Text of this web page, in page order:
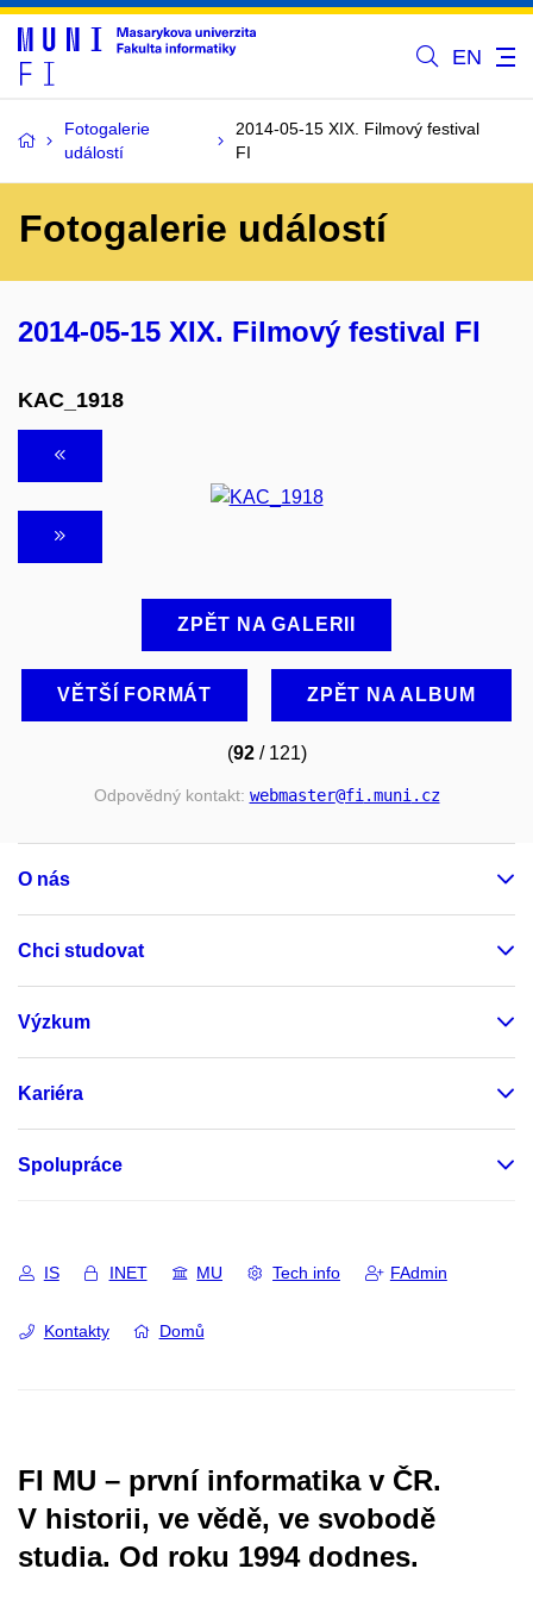
EN
Fotogalerie
událostí
2014-05-15 XIX. Filmový festival
FI
Fotogalerie událostí
2014-05-15 XIX. Filmový festival FI
KAC_1918
ZPĚT NA GALERII
VĚTŠÍ FORMÁT ZPĚT NA ALBUM
(92/ 121)
Odpovědný kontakt: webmaster@fi.muni.cz
O nás
Chci studovat
Výzkum
Kariéra
Spolupráce
IS INET MU Tech info FAdmin
Kontakty Domů
FI MU – první informatika v ČR.
V historii, ve vědě, ve svobodě
studia. Od roku 1994 dodnes.